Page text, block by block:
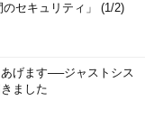
の「ファイルコピーが
出ないの？ どっち
のセキュリティ」 (1/2)
あげます──ジャストシス
ました